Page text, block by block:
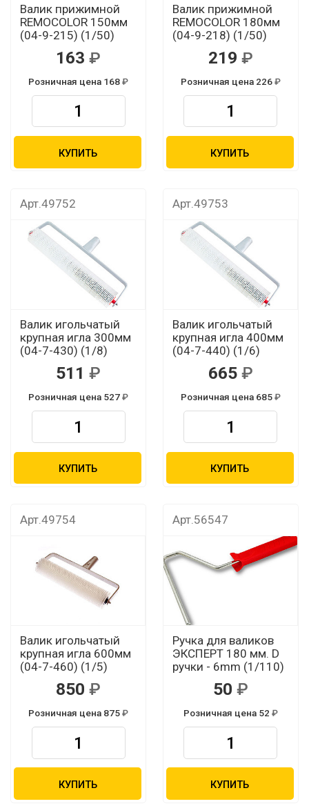
Валик прижимной
REMOCOLOR 150мм
(04-9-215) (1/50)
163
Розничная цена 168
КУПИТЬ
Валик прижимной
REMOCOLOR 180мм
(04-9-218) (1/50)
219
Розничная цена 226
КУПИТЬ
Арт.49752
Валик игольчатый
крупная игла 300мм
(04-7-430) (1/8)
511
Розничная цена 527
КУПИТЬ
Арт.49753
Валик игольчатый
крупная игла 400мм
(04-7-440) (1/6)
665
Розничная цена 685
КУПИТЬ
Арт.49754
Валик игольчатый
крупная игла 600мм
(04-7-460) (1/5)
850
Розничная цена 875
КУПИТЬ
Арт.56547
Ручка для валиков
ЭКСПЕРТ 180 мм. D
ручки - 6mm (1/110)
50
Розничная цена 52
КУПИТЬ